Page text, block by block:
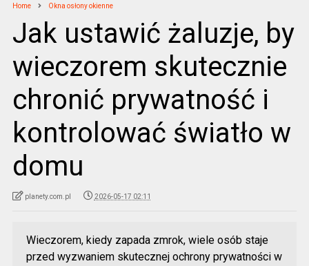
Home Okna osłony okienne
Jak ustawić żaluzje, by
wieczorem skutecznie
chronić prywatność i
kontrolować światło w
domu
planety.com.pl 2026-05-17 02:11
Wieczorem, kiedy zapada zmrok, wiele osób staje
przed wyzwaniem skutecznej ochrony prywatności w